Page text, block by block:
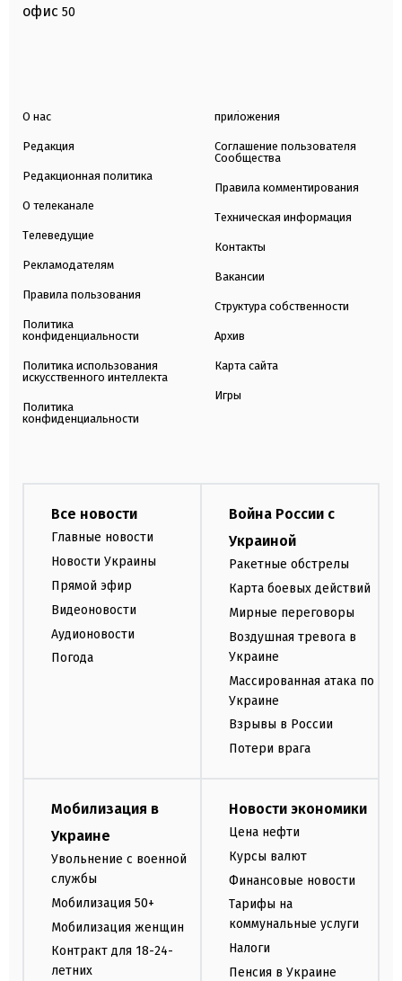
офис 50
О нас
Редакция
Редакционная политика
О телеканале
Телеведущие
Рекламодателям
Правила пользования
Политика
конфиденциальности
Политика использования
искусственного интеллекта
Политика
конфиденциальности
приложения
Соглашение пользователя
Сообщества
Правила комментирования
Техническая информация
Контакты
Вакансии
Структура собственности
Архив
Карта сайта
Игры
Все новости
Главные новости
Новости Украины
Прямой эфир
Видеоновости
Аудионовости
Погода
Война России с
Украиной
Ракетные обстрелы
Карта боевых действий
Мирные переговоры
Воздушная тревога в
Украине
Массированная атака по
Украине
Взрывы в России
Потери врага
Мобилизация в
Украине
Увольнение с военной
службы
Мобилизация 50+
Мобилизация женщин
Контракт для 18-24-
летних
Новости экономики
Цена нефти
Курсы валют
Финансовые новости
Тарифы на
коммунальные услуги
Налоги
Пенсия в Украине